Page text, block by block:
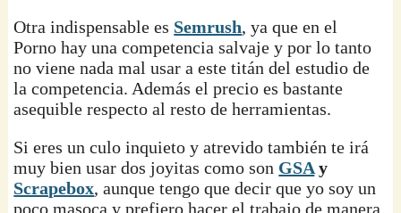
Otra indispensable es Semrush, ya que en el
Porno hay una competencia salvaje y por lo tanto
no viene nada mal usar a este titán del estudio de
la competencia. Además el precio es bastante
asequible respecto al resto de herramientas.
Si eres un culo inquieto y atrevido también te irá
muy bien usar dos joyitas como son GSAy
Scrapebox, aunque tengo que decir que yo soy un
poco masoca y prefiero hacer el trabajo de manera